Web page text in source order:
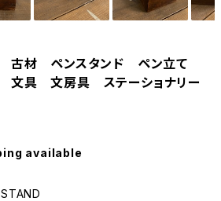
材 ペンスタンド ペン立て
文具 文房具 ステーショナリー
available